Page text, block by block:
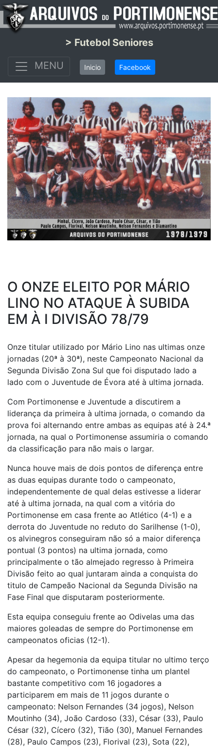
> Futebol Seniores
MENU
Inicio Facebook
O ONZE ELEITO POR MÁRIO
LINO NO ATAQUE À SUBIDA
EM À I DIVISÃO 78/79
Onze titular utilizado por Mário Lino nas ultimas onze
jornadas (20ª à 30ª), neste Campeonato Nacional da
Segunda Divisão Zona Sul que foi disputado lado a
lado com o Juventude de Évora até à ultima jornada.
Com Portimonense e Juventude a discutirem a
liderança da primeira à ultima jornada, o comando da
prova foi alternando entre ambas as equipas até à 24.ª
jornada, na qual o Portimonense assumiria o comando
da classificação para não mais o largar.
Nunca houve mais de dois pontos de diferença entre
as duas equipas durante todo o campeonato,
independentemente de qual delas estivesse a liderar
até à ultima jornada, na qual com a vitória do
Portimonense em casa frente ao Atlético (4-1) e a
derrota do Juventude no reduto do Sarilhense (1-0),
os alvinegros conseguiram não só a maior diferença
pontual (3 pontos) na ultima jornada, como
principalmente o tão almejado regresso à Primeira
Divisão feito ao qual juntaram ainda a conquista do
titulo de Campeão Nacional da Segunda Divisão na
Fase Final que disputaram posteriormente.
Esta equipa conseguiu frente ao Odivelas uma das
maiores goleadas de sempre do Portimonense em
campeonatos oficias (12-1).
Apesar da hegemonia da equipa titular no ultimo terço
do campeonato, o Portimonense tinha um plantel
bastante competitivo com 16 jogadores a
participarem em mais de 11 jogos durante o
campeonato: Nelson Fernandes (34 jogos), Nelson
Moutinho (34), João Cardoso (33), César (33), Paulo
César (32), Cícero (32), Tião (30), Manuel Fernandes
(28), Paulo Campos (23), Florival (23), Sota (22),